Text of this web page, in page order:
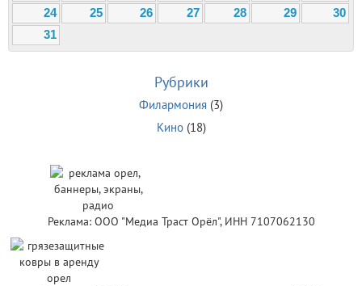
24
25 26 27 28 29
30
31
Рубрики
Филармония (3)
Кино(18)
Реклама: ООО "Медиа Траст Орёл", ИНН 7107062130